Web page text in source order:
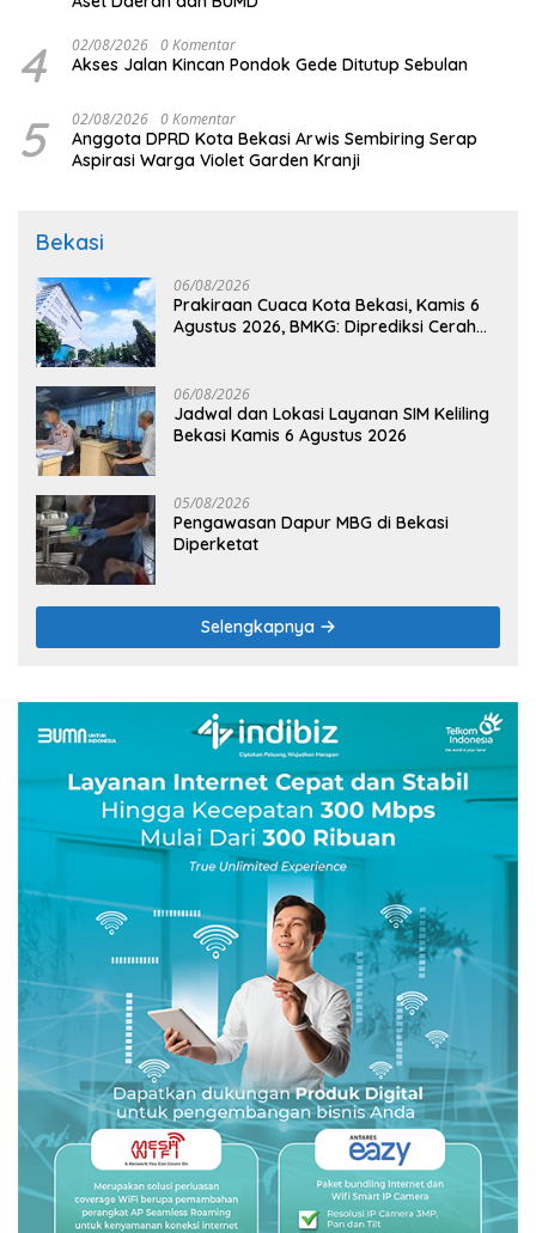
4 02/08/2026 0 Komentar
Akses Jalan Kincan Pondok Gede Ditutup Sebulan
5 02/08/2026 0 Komentar
Anggota DPRD Kota Bekasi Arwis Sembiring Serap
Aspirasi Warga Violet Garden Kranji
Bekasi
06/08/2026
Prakiraan Cuaca Kota Bekasi, Kamis 6
Agustus 2026, BMKG: Diprediksi Cerah
06/08/2026
Jadwal dan Lokasi Layanan SIM Keliling
Bekasi Kamis 6 Agustus 2026
05/08/2026
Pengawasan Dapur MBG di Bekasi
Diperketat
Selengkapnya